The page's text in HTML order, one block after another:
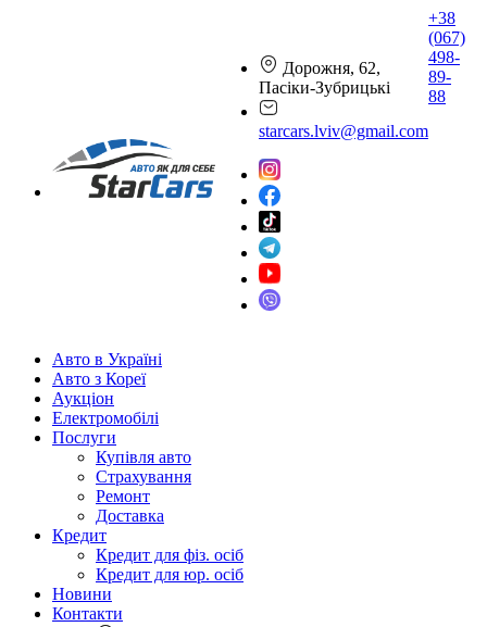
Дорожня, 62,
Пасіки-Зубрицькі
starcars.lviv@gmail.com
+38
(067)
498-
89-
88
Авто в Україні
Авто з Кореї
Аукціон
Електромобілі
Послуги
Купівля авто
Страхування
Ремонт
Доставка
Кредит
Кредит для фіз. осіб
Кредит для юр. осіб
Новини
Контакти